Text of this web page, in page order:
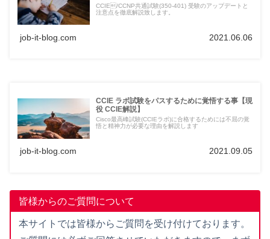
CCIE/CCNP共通試験(350-401) 受験のアップデートと
注意点を徹底解説致します。
job-it-blog.com 2021.06.06
CCIE ラボ試験をパスするために覚悟する事【現
役 CCIE解説】
Cisco最高峰試験(CCIEラボ)に合格するためには不屈の覚
悟と精神力が必要な理由を解説します
job-it-blog.com 2021.09.05
皆様からのご質問について
本サイトでは皆様からご質問を受け付けております。